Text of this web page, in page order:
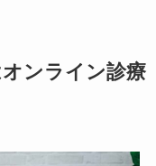
オンライン診療